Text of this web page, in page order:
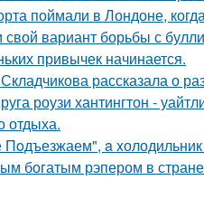
поймали в Лондоне,
вариант борьбы с
привычек начинается.
рассказала о
роузи хантингтон -
отдыха.
a
богатым рэпером в